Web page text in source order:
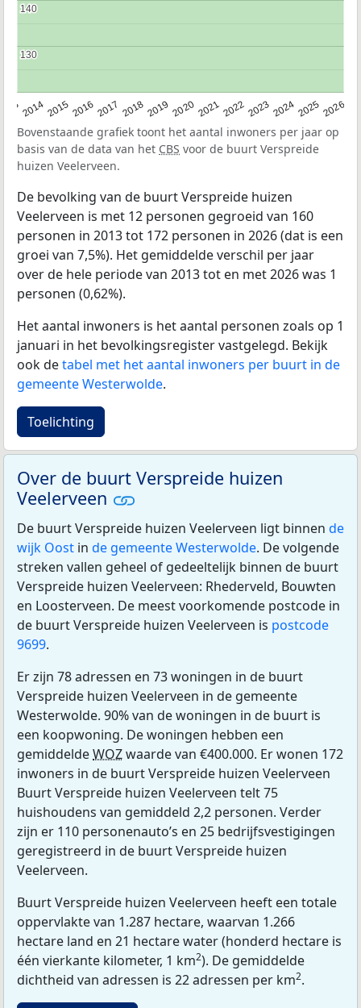
2014201520162017 20182019 2020202120222023202420252026
130
130
140
140
Bovenstaande grafiek toont het aantal inwoners per jaar op
basis van de data van het CBS voor de buurt Verspreide
huizen Veelerveen.
De bevolking van de buurt Verspreide huizen
Veelerveen is met 12 personen gegroeid van 160
personen in 2013 tot 172 personen in 2026 (dat is een
groei van 7,5%). Het gemiddelde verschil per jaar
over de hele periode van 2013 tot en met 2026 was 1
personen (0,62%).
Het aantal inwoners is het aantal personen zoals op 1
januari in het bevolkingsregister vastgelegd. Bekijk
ook detabel met het aantal inwoners per buurt in de
gemeente Westerwolde.
Toelichting
Over de buurt Verspreide huizen
Veelerveen
De buurt Verspreide huizen Veelerveen ligt binnen de
wijk Oost in de gemeente Westerwolde. De volgende
streken vallen geheel of gedeeltelijk binnen de buurt
Verspreide huizen Veelerveen: Rhederveld, Bouwten
en Loosterveen. De meest voorkomende postcode in
de buurt Verspreide huizen Veelerveen is postcode
9699.
Er zijn 78 adressen en 73 woningen in de buurt
Verspreide huizen Veelerveen in de gemeente
Westerwolde. 90% van de woningen in de buurt is
een koopwoning. De woningen hebben een
gemiddeldeWOZwaarde van €400.000. Er wonen 172
inwoners in de buurt Verspreide huizen Veelerveen
Buurt Verspreide huizen Veelerveen telt 75
huishoudens van gemiddeld 2,2 personen. Verder
zijn er 110 personenauto’s en 25 bedrijfsvestigingen
geregistreerd in de buurt Verspreide huizen
Veelerveen.
Buurt Verspreide huizen Veelerveen heeft een totale
oppervlakte van 1.287 hectare, waarvan 1.266
hectare land en 21 hectare water (honderd hectare is
één vierkante kilometer, 1 km2). De gemiddelde
dichtheid van adressen is 22 adressen per km2.